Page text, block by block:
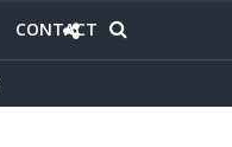
CONTACT